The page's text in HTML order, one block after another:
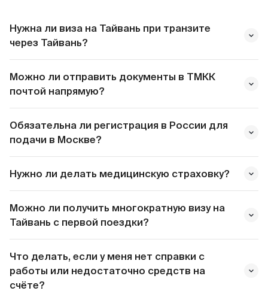
Нужна ли виза на Тайвань при транзите
через Тайвань?
Можно ли отправить документы в ТМКК
почтой напрямую?
Обязательна ли регистрация в России для
подачи в Москве?
Нужно ли делать медицинскую страховку?
Можно ли получить многократную визу на
Тайвань с первой поездки?
Что делать, если у меня нет справки с
работы или недостаточно средств на
счёте?